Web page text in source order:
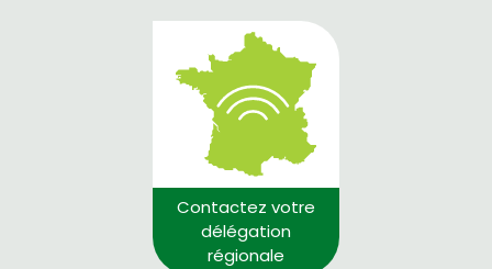
Contactez votre
délégation
régionale